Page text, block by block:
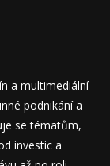
a multimediální
podnikání a
se tématům,
investic a